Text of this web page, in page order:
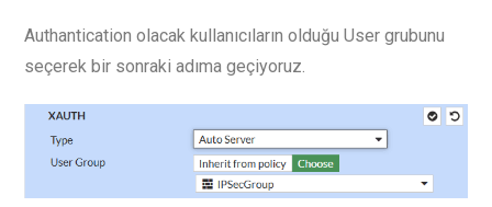
Authantication olacak kullanıcıların olduğu User grubunu
seçerek bir sonraki adıma geçiyoruz.